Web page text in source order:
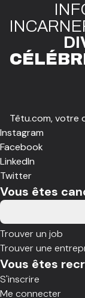
INCARN
CÉLÉBR
Têtu.com, votre
Instagram
Facebook
LinkedIn
Twitter
Vous êtes
Trouver un job
Trouver une
Vous êtes
S'inscrire
Me connecter